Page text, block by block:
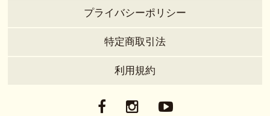
プライバシーポリシー
特定商取引法
利用規約